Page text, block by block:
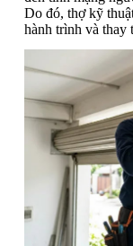
Do đó, thợ kỹ
hành trình và thay